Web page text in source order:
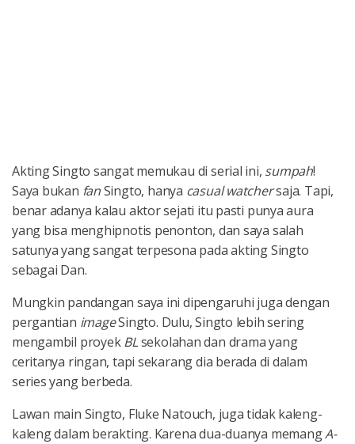
Akting Singto sangat memukau di serial ini, sumpah!
Saya bukan fanSingto, hanya casual watchersaja. Tapi,
benar adanya kalau aktor sejati itu pasti punya aura
yang bisa menghipnotis penonton, dan saya salah
satunya yang sangat terpesona pada akting Singto
sebagai Dan.
Mungkin pandangan saya ini dipengaruhi juga dengan
pergantian imageSingto. Dulu, Singto lebih sering
mengambil proyekBLsekolahan dan drama yang
ceritanya ringan, tapi sekarang dia berada di dalam
series yang berbeda.
Lawan main Singto, Fluke Natouch, juga tidak kaleng-
kaleng dalam berakting. Karena dua-duanya memangA-